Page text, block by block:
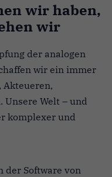
wir haben,
wir
der analogen
wir ein immer
Akteueren,
Welt – und
komplexer und
der Software von